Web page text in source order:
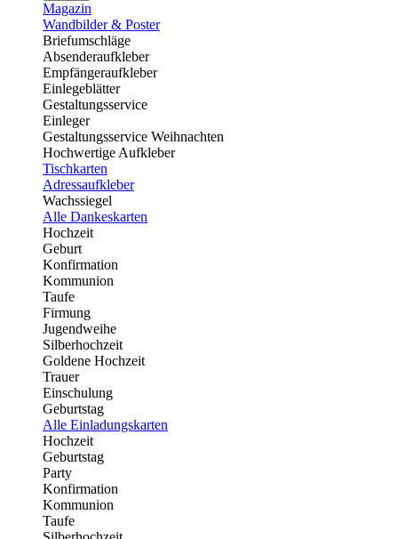
Magazin
Wandbilder & Poster
Briefumschläge
Absenderaufkleber
Empfängeraufkleber
Einlegeblätter
Gestaltungsservice
Einleger
Gestaltungsservice Weihnachten
Hochwertige Aufkleber
Tischkarten
Adressaufkleber
Wachssiegel
Alle Dankeskarten
Hochzeit
Geburt
Konfirmation
Kommunion
Taufe
Firmung
Jugendweihe
Silberhochzeit
Goldene Hochzeit
Trauer
Einschulung
Geburtstag
Alle Einladungskarten
Hochzeit
Geburtstag
Party
Konfirmation
Kommunion
Taufe